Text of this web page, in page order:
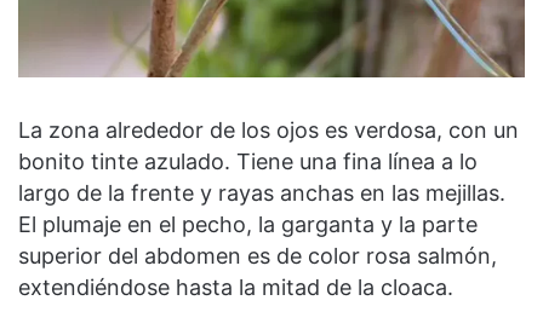
La zona alrededor de los ojos es verdosa, con un
bonito tinte azulado. Tiene una fina línea a lo
largo de la frente y rayas anchas en las mejillas.
El plumaje en el pecho, la garganta y la parte
superior del abdomen es de color rosa salmón,
extendiéndose hasta la mitad de la cloaca.